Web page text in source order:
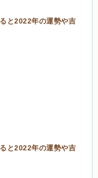
と2022年の運勢や吉
と2022年の運勢や吉